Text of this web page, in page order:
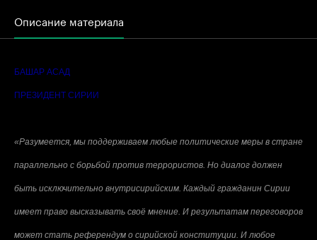
Описание материала
БАШАР АСАД
ПРЕЗИДЕНТ СИРИИ
«Разумеется, мы поддерживаем любые политические меры в стране
параллельно с борьбой против террористов. Но диалог должен
быть исключительно внутрисирийским. Каждый гражданин Сирии
имеет право высказывать своё мнение. И результатам переговоров
может стать референдум о сирийской конституции. И любое